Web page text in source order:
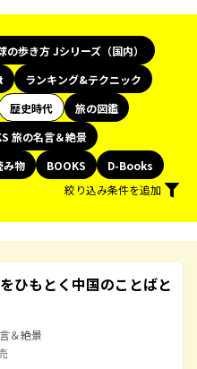
の歩き方 Jシリーズ（国内）
ランキング&テクニック
歴史時代
旅の図鑑
旅の名言＆絶景
み物 BOOKS
D-Books
絞り込み条件を追加
ひもとく中国のことばと
＆絶景